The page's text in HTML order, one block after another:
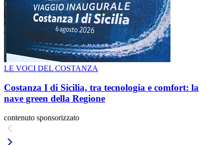
LE VOCI DEL COSTANZA
Costanza I di Sicilia, tra tecnologia e comfort: la
nave green della Regione
contenuto sponsorizzato